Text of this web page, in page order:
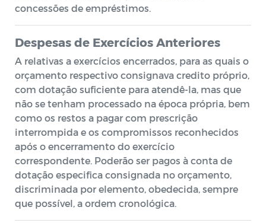
concessões de empréstimos.
Despesas de Exercícios Anteriores
A relativas a exercícios encerrados, para as quais o
orçamento respectivo consignava credito próprio,
com dotação suficiente para atendê-la, mas que
não se tenham processado na época própria, bem
como os restos a pagar com prescrição
interrompida e os compromissos reconhecidos
após o encerramento do exercício
correspondente. Poderão ser pagos à conta de
dotação especifica consignada no orçamento,
discriminada por elemento, obedecida, sempre
que possível, a ordem cronológica.